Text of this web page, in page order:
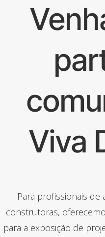
Viva
Para profissionais de
construtoras,
para a exposição de